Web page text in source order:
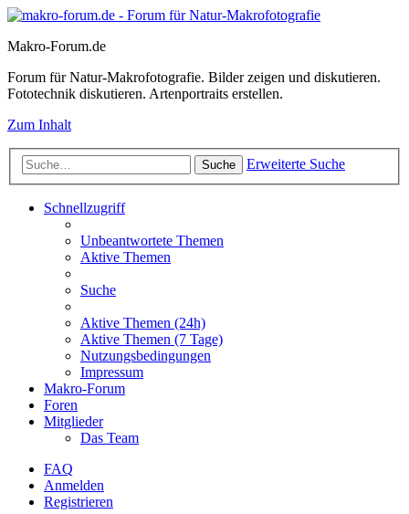
Makro-Forum.de
Forum für Natur-Makrofotografie. Bilder zeigen und diskutieren.
Fototechnik diskutieren. Artenportraits erstellen.
Zum Inhalt
Suche Erweiterte Suche
Schnellzugriff
Unbeantwortete Themen
Aktive Themen
Suche
Aktive Themen (24h)
Aktive Themen (7 Tage)
Nutzungsbedingungen
Impressum
Makro-Forum
Foren
Mitglieder
Das Team
FAQ
Anmelden
Registrieren